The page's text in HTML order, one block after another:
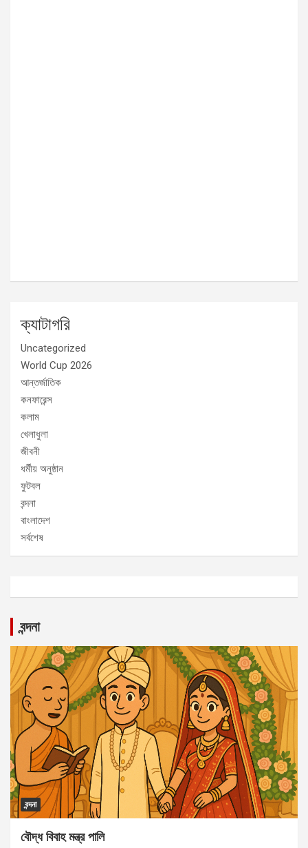
ক্যাটাগরি
Uncategorized
World Cup 2026
আন্তর্জাতিক
কনফারেন্স
কলাম
খেলাধুলা
জীবনী
ধর্মীয় অনুষ্ঠান
ফুটবল
বন্দনা
বাংলাদেশ
সর্বশেষ
বন্দনা
বন্দনা
বৌদ্ধ বিবাহ মন্ত্র পালি